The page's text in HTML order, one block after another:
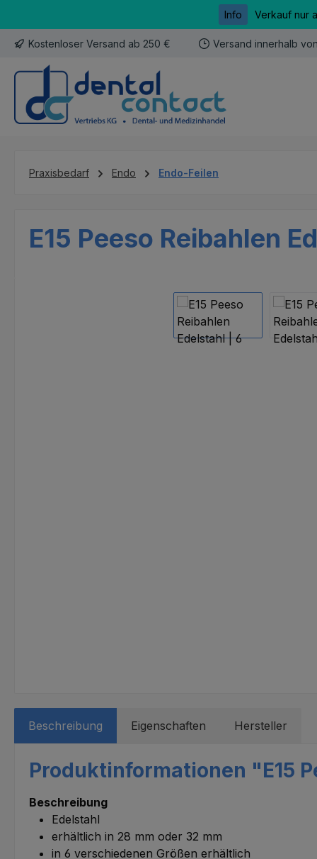
Info Verkauf nur
Kostenloser Versand ab 250 € Versand innerhalb
Praxisbedarf Endo Endo-Feilen
E15 Peeso Reibahlen
Beschreibung Eigenschaften Hersteller
Produktinformationen "E15
Beschreibung
Edelstahl
erhältlich in 28 mm oder 32 mm
in 6 verschiedenen Größen erhältlich